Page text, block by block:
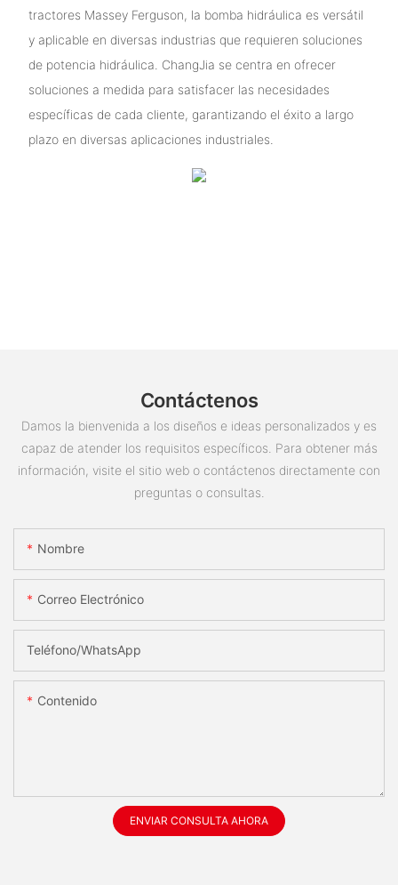
tractores Massey Ferguson, la bomba hidráulica es versátil
y aplicable en diversas industrias que requieren soluciones
de potencia hidráulica. ChangJia se centra en ofrecer
soluciones a medida para satisfacer las necesidades
específicas de cada cliente, garantizando el éxito a largo
plazo en diversas aplicaciones industriales.
Contáctenos
Damos la bienvenida a los diseños e ideas personalizados y es
capaz de atender los requisitos específicos. Para obtener más
información, visite el sitio web o contáctenos directamente con
preguntas o consultas.
Nombre
Correo Electrónico
Teléfono/WhatsApp
Contenido
ENVIAR CONSULTA AHORA